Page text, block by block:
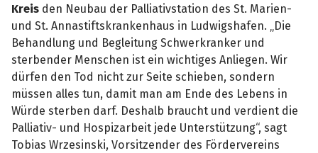
Kreis den Neubau der Palliativstation des St. Marien-
und St. Annastiftskrankenhaus in Ludwigshafen. „Die
Behandlung und Begleitung Schwerkranker und
sterbender Menschen ist ein wichtiges Anliegen. Wir
dürfen den Tod nicht zur Seite schieben, sondern
müssen alles tun, damit man am Ende des Lebens in
Würde sterben darf. Deshalb braucht und verdient die
Palliativ- und Hospizarbeit jede Unterstützung“, sagt
Tobias Wrzesinski, Vorsitzender des Fördervereins